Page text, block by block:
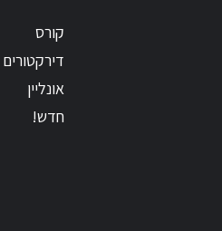
קורס
דירקטורים
אונליין
חדש!